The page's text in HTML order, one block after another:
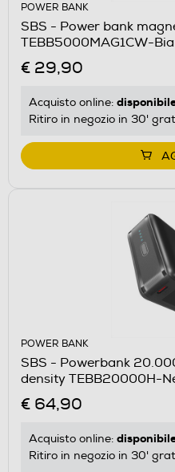
POWER BANK
SBS - Power bank
TEBB5000MAG1CW-
€ 29,90
Acquisto online:
Ritiro in negozio in 30'
POWER BANK
SBS - Powerbank
density TEBB20000H-
€ 64,90
Acquisto online:
Ritiro in negozio in 30'